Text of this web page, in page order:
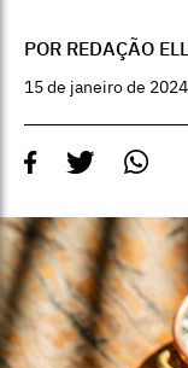
POR REDAÇÃO
15 de janeiro de 2024